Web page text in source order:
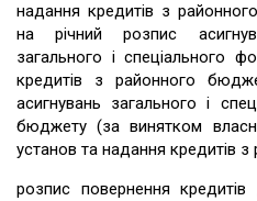
надання кредитів з
на річний розпис
загального і спеціального
кредитів з районного
асигнувань загального і
бюджету (за винятком
установ та надання кредитів
розпис повернення